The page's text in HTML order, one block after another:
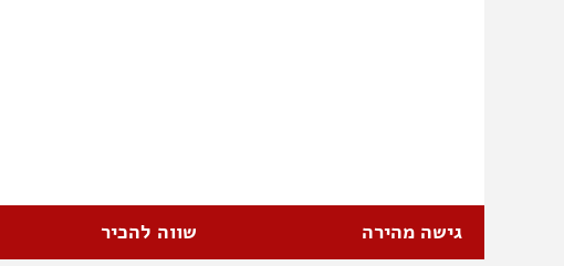
גישה מהירה שווה להכיר